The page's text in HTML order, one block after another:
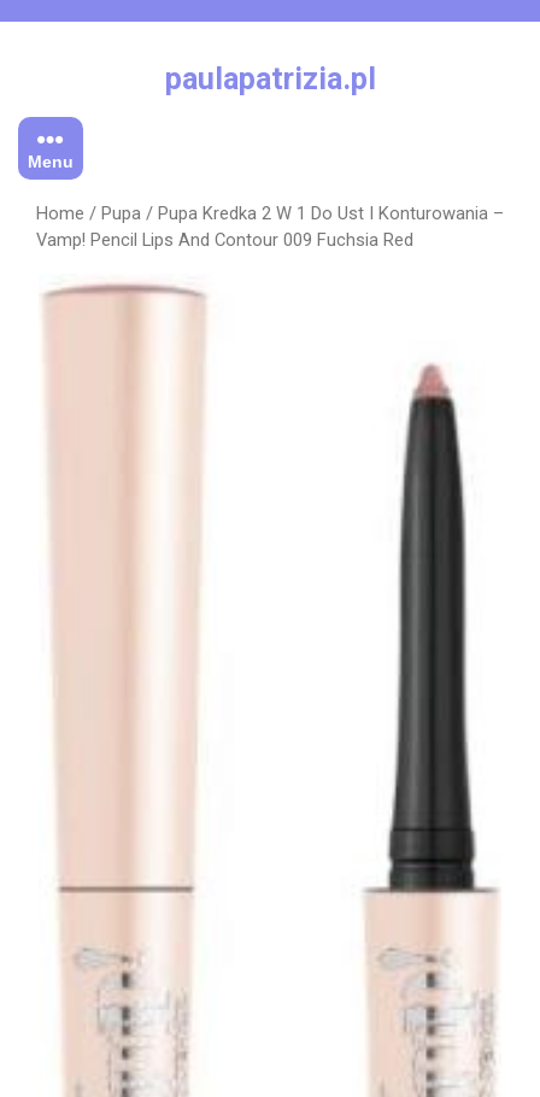
paulapatrizia.pl
Menu
Home / Pupa / Pupa Kredka 2 W 1 Do Ust I Konturowania –
Vamp! Pencil Lips And Contour 009 Fuchsia Red